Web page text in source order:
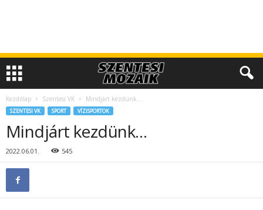
Kezdőlap Szentesi VK Mindjárt kezdünk…
SZENTESI VK SPORT VÍZISPORTOK
Mindjárt kezdünk…
2022.06.01. 545